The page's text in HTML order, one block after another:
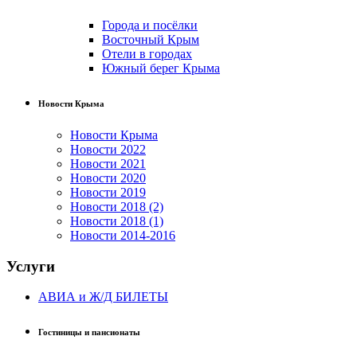
Города и посёлки
Восточный Крым
Отели в городах
Южный берег Крыма
Новости Крыма
Новости Крыма
Новости 2022
Новости 2021
Новости 2020
Новости 2019
Новости 2018 (2)
Новости 2018 (1)
Новости 2014-2016
Услуги
АВИА и Ж/Д БИЛЕТЫ
Гостиницы и пансионаты